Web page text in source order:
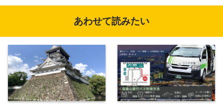
あわせて読みたい